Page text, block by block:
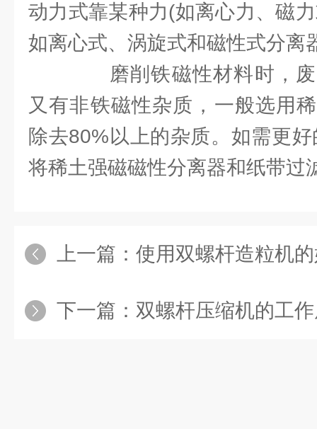
动力式靠某种力(如离心力、磁
如离心式、涡旋式和磁性式分离
磨削铁磁性材料时，废
又有非铁磁性杂质，一般选用
除去80%以上的杂质。如需更
将稀土强磁磁性分离器和纸带过
上一篇： 使用双螺杆造粒机的好处
下一篇： 双螺杆压缩机的工